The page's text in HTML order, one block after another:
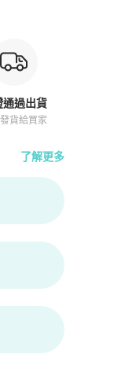
通過出貨
貨給買家
了解更多